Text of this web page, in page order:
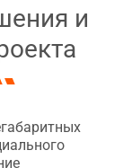
и